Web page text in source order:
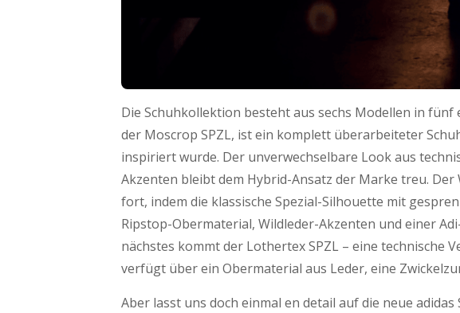
Die Schuhkollektion besteht aus sechs Modellen in
der Moscrop SPZL, ist ein komplett überarbeiteter
inspiriert wurde. Der unverwechselbare Look aus
Akzenten bleibt dem Hybrid-Ansatz der Marke treu.
fort, indem die klassische Spezial-Silhouette mit
Ripstop-Obermaterial, Wildleder-Akzenten und einer
nächstes kommt der Lothertex SPZL – eine technische
verfügt über ein Obermaterial aus Leder, eine
Aber lasst uns doch einmal en detail auf die neue adidas